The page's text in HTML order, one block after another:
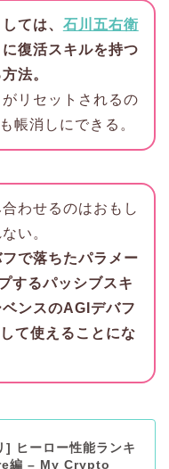
ては、 石川五右衛
復活スキルを持つ
法。
リセットされるの
帳消しにできる。
合わせるのはおもし
い。
で落ちたパラメー
するパッシブスキ
ンスのAGIデバフ
て使えることにな
] ヒーロー性能ランキ
編 – My Crypto